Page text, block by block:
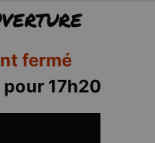
fermé
17h20